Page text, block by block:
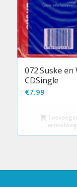
072.Suske en
CDSingle
€7.99